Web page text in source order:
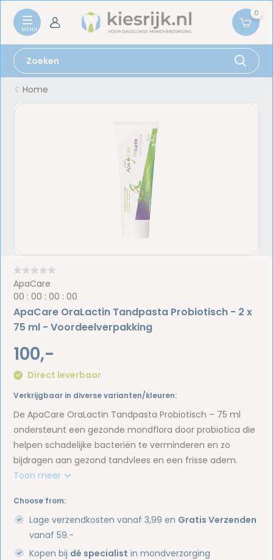
0
Home
ApaCare
00 :00 :00 :00
ApaCare OraLactin Tandpasta Probiotisch - 2 x
75 ml - Voordeelverpakking
100,-
Direct leverbaar
Verkrijgbaar in diverse varianten/kleuren:
De ApaCare OraLactin Tandpasta Probiotisch – 75 ml
ondersteunt een gezonde mondflora door probiotica die
helpen schadelijke bacteriën te verminderen en zo
bijdragen aan gezond tandvlees en een frisse adem.
Toon meer
Choose from:
Lage verzendkosten vanaf 3,99 en Gratis Verzenden
vanaf 59.-
Kopen bij dé specialist in mondverzorging